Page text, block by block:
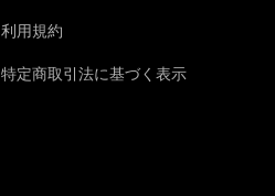
利用規約
特定商取引法に基づく表示